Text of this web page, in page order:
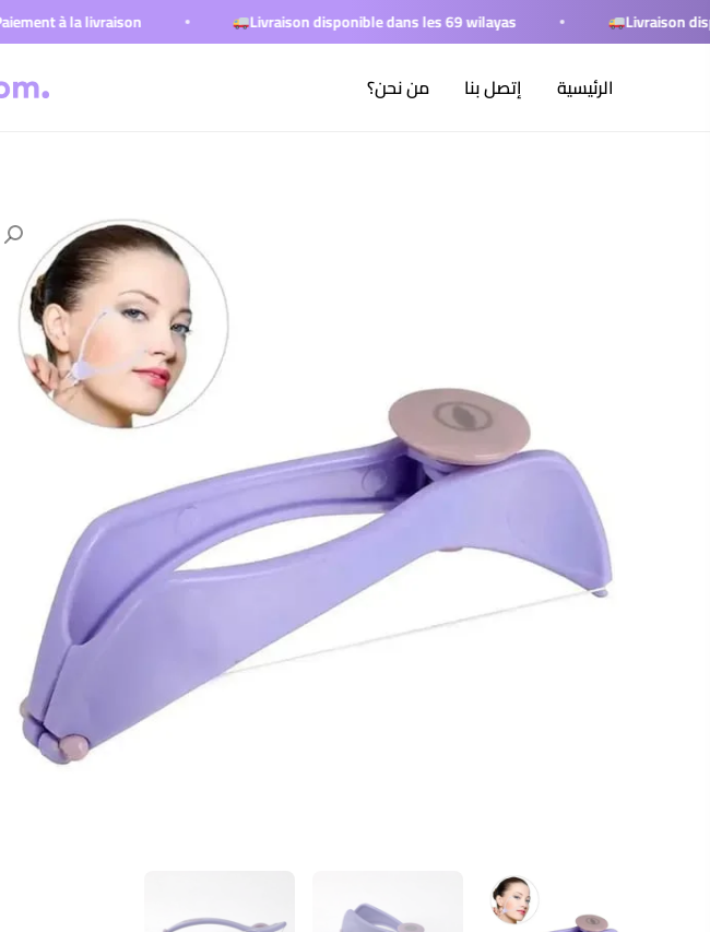
livraison Livraison disponible dans les 69 wilayas Livraison disponibleتخطي
إلى
الرئيسية إتصل بنا من نحن؟